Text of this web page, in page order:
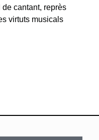
cantant, reprès
virtuts musicals